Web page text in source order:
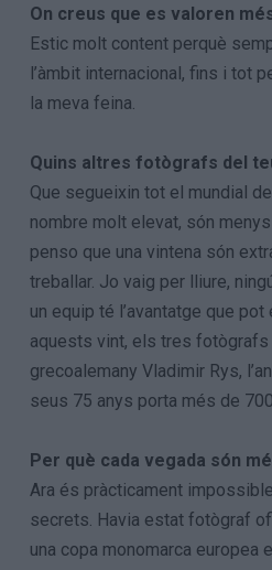
On creus que es valoren
Estic molt content perquè
l’àmbit internacional, fins i tot
la meva feina.
Quins altres fotògrafs del
Que segueixin tot el mundial
nombre molt elevat, són
penso que una vintena són
treballar. Jo vaig per lliure,
un equip té l’avantatge que
aquests vint, els tres fotògrafs
grecoalemany Vladimir Rys,
seus 75 anys porta més de
Per què cada vegada són
Ara és pràcticament
secrets. Havia estat fotògraf
una copa monomarca